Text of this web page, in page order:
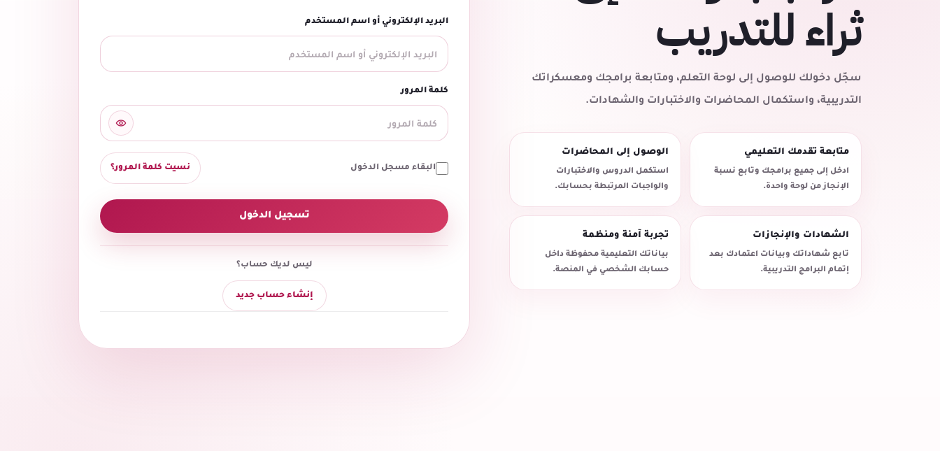
البريد الإلكتروني أو اسم المستخدم
كلمة المرور
البقاء مسجل الدخول نسيت كلمة المرور؟
تسجيل الدخول
ليس لديك حساب؟
إنشاء حساب جديد
ثراء للتدريب
سجّل دخولك للوصول إلى لوحة التعلم، ومتابعة برامجك ومعسكراتك
التدريبية، واستكمال المحاضرات والاختبارات والشهادات.
متابعة تقدمك التعليمي
ادخل إلى جميع برامجك وتابع نسبة
الإنجاز من لوحة واحدة.
الوصول إلى المحاضرات
استكمل الدروس والاختبارات
والواجبات المرتبطة بحسابك.
الشهادات والإنجازات
تابع شهاداتك وبيانات اعتمادك بعد
إتمام البرامج التدريبية.
تجربة آمنة ومنظمة
بياناتك التعليمية محفوظة داخل
حسابك الشخصي في المنصة.